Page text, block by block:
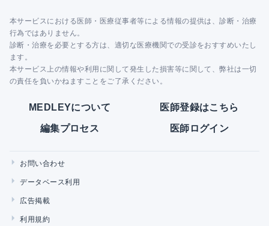
本サービスにおける医師・医療従事者等による情報の提供は、診断・治療
行為ではありません。
診断・治療を必要とする方は、適切な医療機関での受診をおすすめいたし
ます。
本サービス上の情報や利用に関して発生した損害等に関して、弊社は一切
の責任を負いかねますことをご了承ください。
MEDLEYについて 医師登録はこちら
編集プロセス 医師ログイン
お問い合わせ
データベース利用
広告掲載
利用規約